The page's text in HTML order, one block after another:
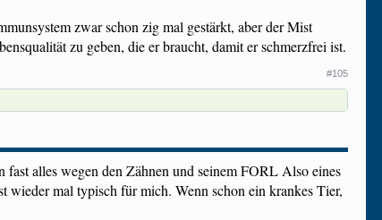
zwar schon zig mal gestärkt, aber der Mist
zu geben, die er braucht, damit er schmerzfrei ist.
#105
alles wegen den Zähnen und seinem FORL Also eines
wieder mal typisch für mich. Wenn schon ein krankes Tier,